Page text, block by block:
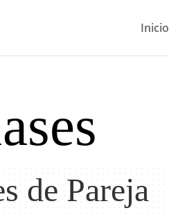
Inicio
de Pareja